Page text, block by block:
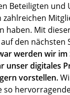
Beteiligten und
zahlreichen
haben. Mit
den nächsten
werden wir im
unser digitales
vorstellen.
so